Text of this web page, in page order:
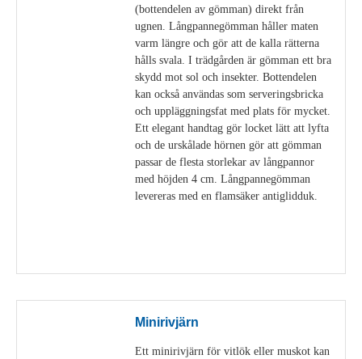
(bottendelen av gömman) direkt från
ugnen. Långpannegömman håller maten
varm längre och gör att de kalla rätterna
hålls svala. I trädgården är gömman ett bra
skydd mot sol och insekter. Bottendelen
kan också användas som serveringsbricka
och uppläggningsfat med plats för mycket.
Ett elegant handtag gör locket lätt att lyfta
och de urskålade hörnen gör att gömman
passar de flesta storlekar av långpannor
med höjden 4 cm. Långpannegömman
levereras med en flamsäker antiglidduk.
Minirivjärn
Ett minirivjärn för vitlök eller muskot kan